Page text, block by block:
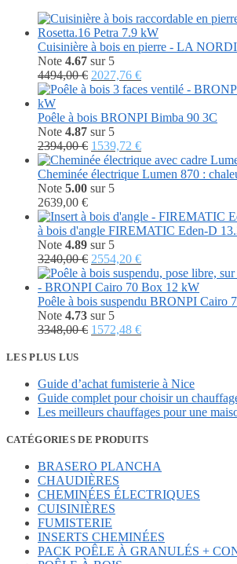
Cuisinière à bois en pierre - LA
Note 4.67 sur 5
4494,00€ Le
prix
était :
4494,00 €.
2027,76 €Le
prix
est :
Poêle à bois BRONPI Bimba 90 3C
Note 4.87 sur 5
2394,00€ Le
prix
initial
était :
1539,72 €Le
prix
actuel
Cheminée électrique Lumen 870 :
Note 5.00 sur 5
2639,00 €
à bois d'angle FIREMATIC Eden-D
Note 4.89 sur 5
3240,00€ Le
prix
initial
était :
3240,00 €.
2554,20 €Le
prix
actuel
est :
Poêle à bois suspendu BRONPI Cairo
Note 4.73 sur 5
3348,00€ Le
3348,00 €.
1572,48 €Le
1572,48 €.
LES PLUS LUS
Guide d’achat fumisterie à Nice
Guide complet pour choisir un
Les meilleurs chauffages pour une
CATÉGORIES DE PRODUITS
BRASERO PLANCHA
CHAUDIÈRES
CHEMINÉES ÉLECTRIQUES
CUISINIÈRES
FUMISTERIE
INSERTS CHEMINÉES
PACK POÊLE À GRANULÉS +